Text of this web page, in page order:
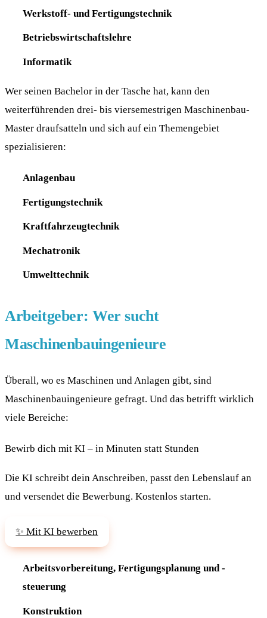
Werkstoff- und Fertigungstechnik
Betriebswirtschaftslehre
Informatik
Wer seinen Bachelor in der Tasche hat, kann den
weiterführenden drei- bis viersemestrigen Maschinenbau-
Master draufsatteln und sich auf ein Themengebiet
spezialisieren:
Anlagenbau
Fertigungstechnik
Kraftfahrzeugtechnik
Mechatronik
Umwelttechnik
Arbeitgeber: Wer sucht
Maschinenbauingenieure
Überall, wo es Maschinen und Anlagen gibt, sind
Maschinenbauingenieure gefragt. Und das betrifft wirklich
viele Bereiche:
Bewirb dich mit KI – in Minuten statt Stunden
Die KI schreibt dein Anschreiben, passt den Lebenslauf an
und versendet die Bewerbung. Kostenlos starten.
✨ Mit KI bewerben
Arbeitsvorbereitung, Fertigungsplanung und -
steuerung
Konstruktion